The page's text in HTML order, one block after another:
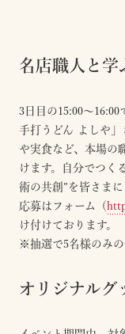
名店職人と学
3日目の15:00～
手打うどん よしや」
や実食など、本場の
けます。​自分でつく
術の共創”を皆さまに
応募はフォーム
（
け付けております。
※抽選で5名様のみの
オリジナルグ